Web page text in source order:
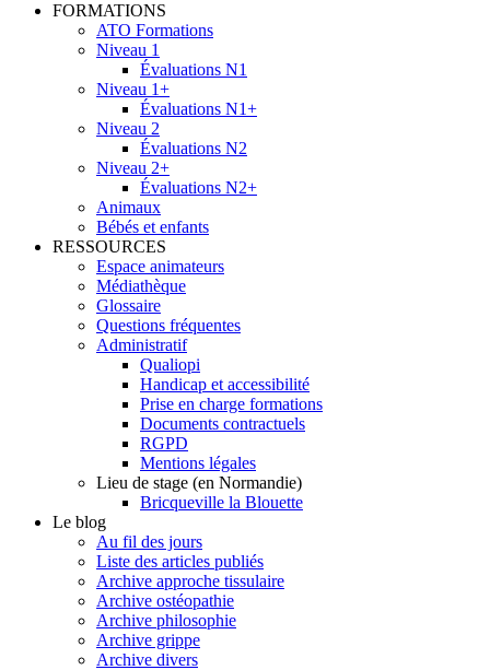
FORMATIONS
ATO Formations
Niveau 1
Évaluations N1
Niveau 1+
Évaluations N1+
Niveau 2
Évaluations N2
Niveau 2+
Évaluations N2+
Animaux
Bébés et enfants
RESSOURCES
Espace animateurs
Médiathèque
Glossaire
Questions fréquentes
Administratif
Qualiopi
Handicap et accessibilité
Prise en charge formations
Documents contractuels
RGPD
Mentions légales
Lieu de stage (en Normandie)
Bricqueville la Blouette
Le blog
Au fil des jours
Liste des articles publiés
Archive approche tissulaire
Archive ostéopathie
Archive philosophie
Archive grippe
Archive divers